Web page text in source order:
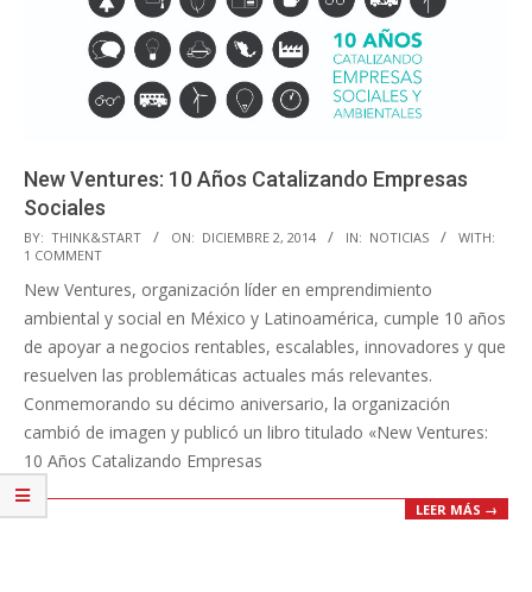
New Ventures: 10 Años Catalizando Empresas
Sociales
2014-
12-
02
BY: THINK&START ON: DICIEMBRE 2, 2014 IN: NOTICIAS
WITH:
1 COMMENT
New Ventures, organización líder en emprendimiento
ambiental y social en México y Latinoamérica, cumple 10 años
de apoyar a negocios rentables, escalables, innovadores y que
resuelven las problemáticas actuales más relevantes.
Conmemorando su décimo aniversario, la organización
cambió de imagen y publicó un libro titulado «New Ventures:
10 Años Catalizando Empresas
LEER MÁS →